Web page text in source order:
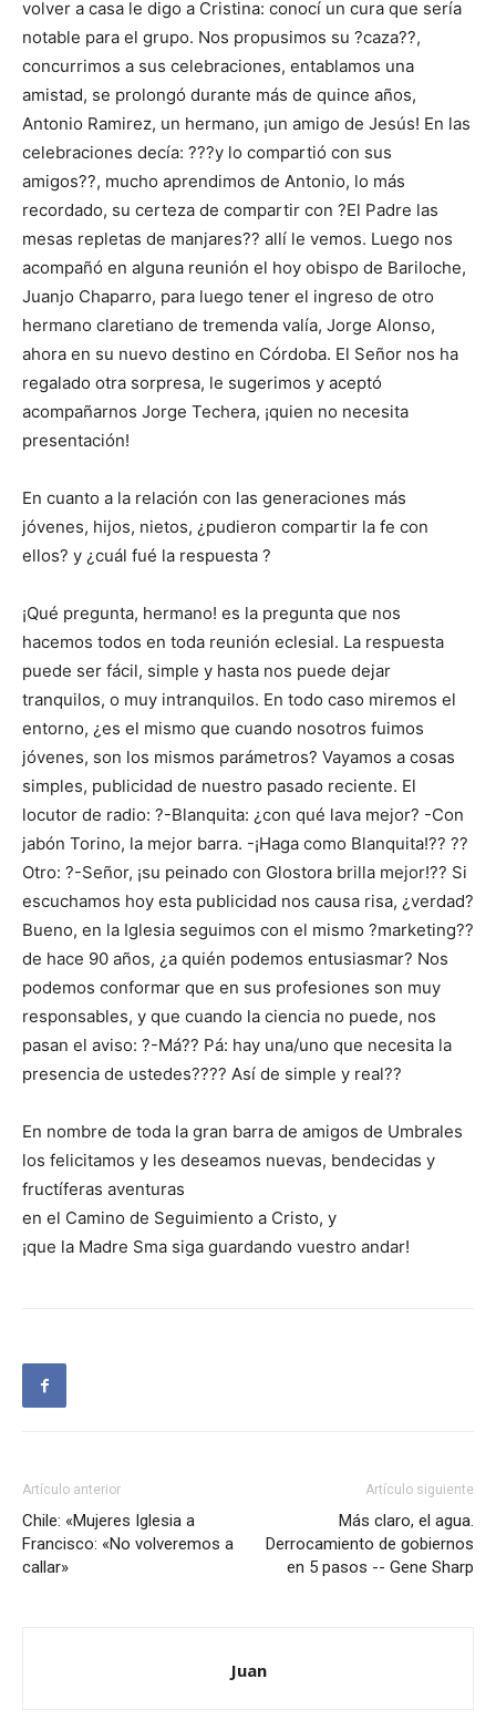
volver a casa le digo a Cristina: conocí un cura que sería
notable para el grupo. Nos propusimos su ?caza??,
concurrimos a sus celebraciones, entablamos una
amistad, se prolongó durante más de quince años,
Antonio Ramirez, un hermano, ¡un amigo de Jesús! En las
celebraciones decía: ???y lo compartió con sus
amigos??, mucho aprendimos de Antonio, lo más
recordado, su certeza de compartir con ?El Padre las
mesas repletas de manjares?? allí le vemos. Luego nos
acompañó en alguna reunión el hoy obispo de Bariloche,
Juanjo Chaparro, para luego tener el ingreso de otro
hermano claretiano de tremenda valía, Jorge Alonso,
ahora en su nuevo destino en Córdoba. El Señor nos ha
regalado otra sorpresa, le sugerimos y aceptó
acompañarnos Jorge Techera, ¡quien no necesita
presentación!
En cuanto a la relación con las generaciones más
jóvenes, hijos, nietos, ¿pudieron compartir la fe con
ellos? y ¿cuál fué la respuesta ?
¡Qué pregunta, hermano! es la pregunta que nos
hacemos todos en toda reunión eclesial. La respuesta
puede ser fácil, simple y hasta nos puede dejar
tranquilos, o muy intranquilos. En todo caso miremos el
entorno, ¿es el mismo que cuando nosotros fuimos
jóvenes, son los mismos parámetros? Vayamos a cosas
simples, publicidad de nuestro pasado reciente. El
locutor de radio: ?-Blanquita: ¿con qué lava mejor? -Con
jabón Torino, la mejor barra. -¡Haga como Blanquita!?? ??
Otro: ?-Señor, ¡su peinado con Glostora brilla mejor!?? Si
escuchamos hoy esta publicidad nos causa risa, ¿verdad?
Bueno, en la Iglesia seguimos con el mismo ?marketing??
de hace 90 años, ¿a quién podemos entusiasmar? Nos
podemos conformar que en sus profesiones son muy
responsables, y que cuando la ciencia no puede, nos
pasan el aviso: ?-Má?? Pá: hay una/uno que necesita la
presencia de ustedes???? Así de simple y real??
En nombre de toda la gran barra de amigos de Umbrales
los felicitamos y les deseamos nuevas, bendecidas y
fructíferas aventuras
en el Camino de Seguimiento a Cristo, y
¡que la Madre Sma siga guardando vuestro andar!
Artículo anterior
Chile: «Mujeres Iglesia a
Francisco: «No volveremos a
callar»
Artículo siguiente
Más claro, el agua.
Derrocamiento de gobiernos
en 5 pasos -- Gene Sharp
Juan